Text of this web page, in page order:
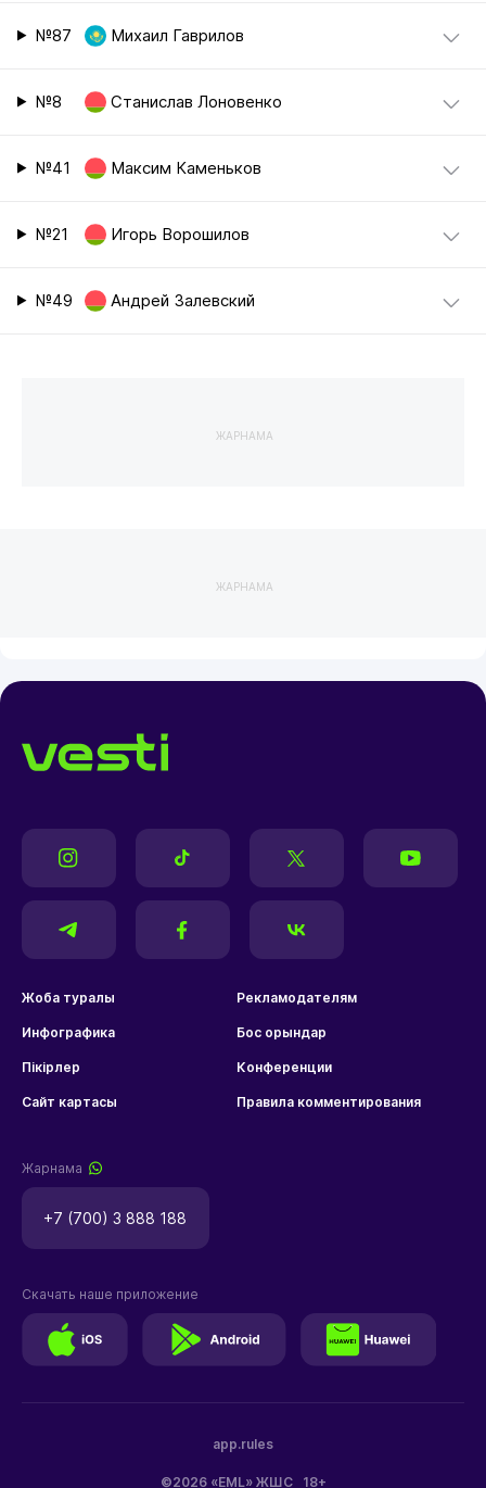
№87 Михаил Гаврилов
№8 Станислав Лоновенко
№41 Максим Каменьков
№21 Игорь Ворошилов
№49 Андрей Залевский
ЖАРНАМА
ЖАРНАМА
Жоба туралы Рекламодателям
Инфографика Бос орындар
Пікірлер Конференции
Сайт картасы Правила комментирования
Жарнама
+7 (700) 3 888 188
©2026 «EML» ЖШС 18+
app.rules
Скачать наше приложение